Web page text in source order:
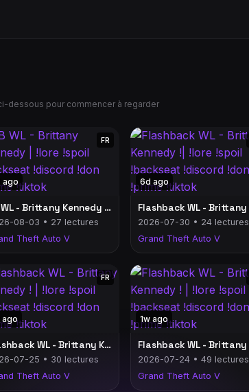
dessous pour commencer à regarder
ago
FR
FB WL - Brittany Kennedy | !lore !spoil !backseat !discord !don !prime !tiktok
08-03 • 27 lectures
Theft Auto V
6d ago
2026-07-30 • 24 lectures
Grand Theft Auto V
ago
FR
Flashback WL - Brittany Kennedy ! | !lore !spoil !backseat !discord !don !prime !tiktok
07-25 • 30 lectures
Theft Auto V
1w ago
2026-07-24 • 49 lectures
Grand Theft Auto V